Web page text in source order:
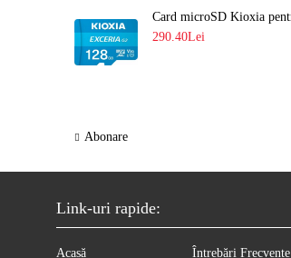
290.40Lei
Abonare
Link-uri rapide:
Acasă Întrebări Frecvente